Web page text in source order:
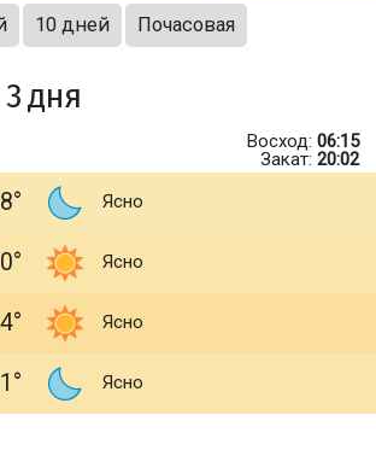
10 дней Почасовая
дня
Восход: 06:15
Закат: 20:02
Ясно
Ясно
Ясно
Ясно